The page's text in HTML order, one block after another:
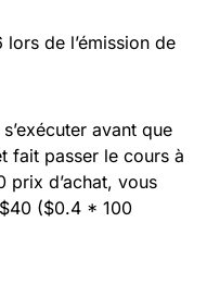
de l’émission de
avant que
fait passer le cours à
prix d’achat, vous
($0.4 * 100